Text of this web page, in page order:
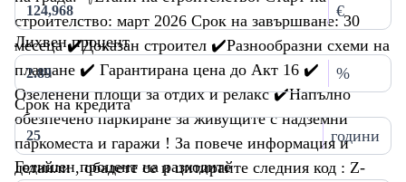
строителство: март 2026 Срок на завършване: 30
месеца ✔️Доказан строител ✔️Разнообразни схеми на
плащане ✔️ Гарантирана цена до Акт 16 ✔️
Озеленени площи за отдих и релакс ✔️Напълно
обезпечено паркиране за живущите с надземни
паркоместа и гаражи ! За повече информация и
детайли , обадете се и цитирайте следния код : Z-
€
Лихвен процент
%
Срок на кредита
години
Годишен процент на разходите